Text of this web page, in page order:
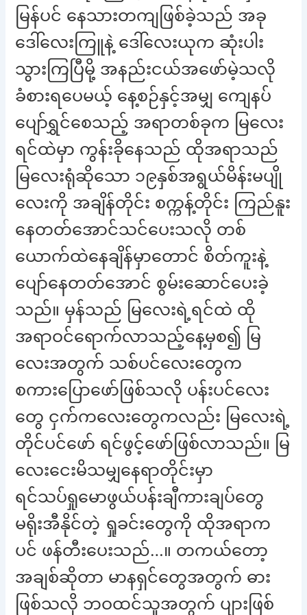
မြန်ပင် နေသားတကျဖြစ်ခဲ့သည် အခု
ဒေါ်လေးကြူနဲ့ ဒေါ်လေးယုက ဆုံးပါး
သွားကြပြီမို့ အနည်းငယ်အဖော်မဲ့သလို
ခံစားရပေမယ့် နေ့စဉ်နှင့်အမျှ ကျေနပ်
ပျော်ရွှင်စေသည့် အရာတစ်ခုက မြလေး
ရင်ထဲမှာ ကွန်းခိုနေသည် ထိုအရာသည်
မြလေးရုံဆိုသော ၁၉နှစ်အရွယ်မိန်းမပျို
လေးကို အချိန်တိုင်း စက္ကန့်တိုင်း ကြည်နူး
နေတတ်အောင်သင်ပေးသလို တစ်
ယောက်ထဲနေချိန်မှာတောင် စိတ်ကူးနဲ့
ပျော်နေတတ်အောင် စွမ်းဆောင်ပေးခဲ့
သည်။ မှန်သည် မြလေးရဲ့ရင်ထဲ ထို
အရာဝင်ရောက်လာသည့်နေ့မှစ၍ မြ
လေးအတွက် သစ်ပင်လေးတွေက
စကားပြောဖော်ဖြစ်သလို ပန်းပင်လေး
တွေ ငှက်ကလေးတွေကလည်း မြလေးရဲ့
တိုင်ပင်ဖော် ရင်ဖွင့်ဖော်ဖြစ်လာသည်။ မြ
လေးငေးမိသမျှနေရာတိုင်းမှာ
ရင်သပ်ရှုမောဖွယ်ပန်းချီကားချပ်တွေ
မရိုးအီနိုင်တဲ့ ရှုခင်းတွေကို ထိုအရာက
ပင် ဖန်တီးပေးသည်…။ တကယ်တော့
အချစ်ဆိုတာ မာနရှင်တွေအတွက် ဓား
ဖြစ်သလို ဘဝထင်သူအတွက် ပျားဖြစ်